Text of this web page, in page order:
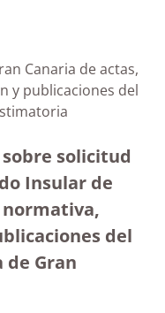
Canaria de actas,
y publicaciones del
solicitud
Insular de
normativa,
del
de Gran